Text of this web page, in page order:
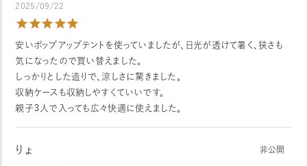
2025/09/22
安いポップアップテントを使っていましたが、日光が透けて暑く、狭さも
気になったので買い替えました。
しっかりとした造りで、涼しさに驚きました。
収納ケースも収納しやすくていいです。
親子３人で入っても広々快適に使えました。
りょ 非公開